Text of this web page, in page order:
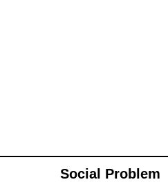
Social Problem